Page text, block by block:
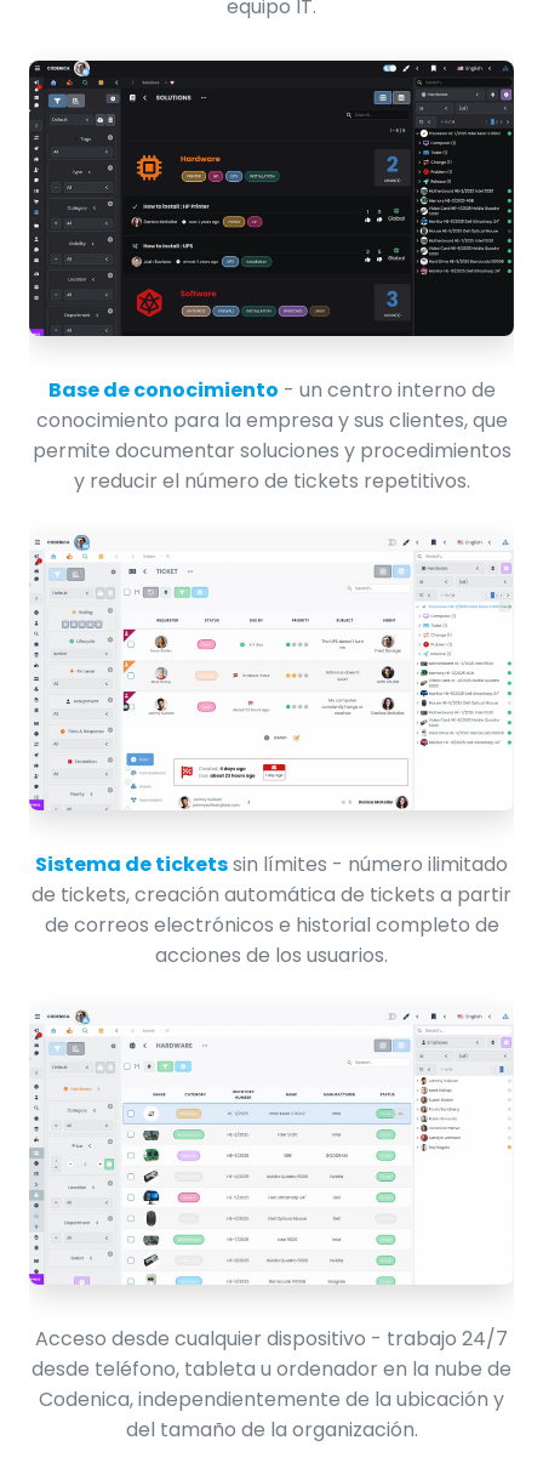
equipo IT.
Base de conocimiento - un centro interno de
conocimiento para la empresa y sus clientes, que
permite documentar soluciones y procedimientos
y reducir el número de tickets repetitivos.
Sistema de ticketssin límites - número ilimitado
de tickets, creación automática de tickets a partir
de correos electrónicos e historial completo de
acciones de los usuarios.
Acceso desde cualquier dispositivo - trabajo 24/7
desde teléfono, tableta u ordenador en la nube de
Codenica, independientemente de la ubicación y
del tamaño de la organización.